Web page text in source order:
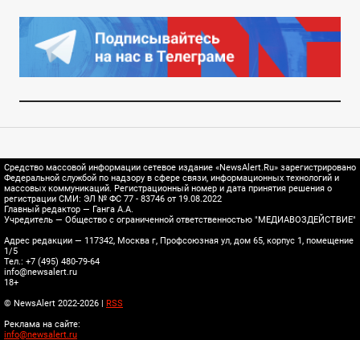
Средство массовой информации сетевое издание «NewsAlert.Ru» зарегистрировано
Федеральной службой по надзору в сфере связи, информационных технологий и
массовых коммуникаций. Регистрационный номер и дата принятия решения о
регистрации СМИ: ЭЛ № ФС 77 - 83746 от 19.08.2022
Главный редактор — Ганга А.А.
Учредитель — Общество с ограниченной ответственностью "МЕДИАВОЗДЕЙСТВИЕ"
Адрес редакции — 117342, Москва г, Профсоюзная ул, дом 65, корпус 1, помещение
1/5
Тел.: +7 (495) 480-79-64
info@newsalert.ru
18+
© NewsAlert 2022-2026 | RSS
Реклама на сайте:
info@newsalert.ru